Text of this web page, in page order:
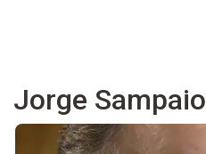
Jorge Sampaio